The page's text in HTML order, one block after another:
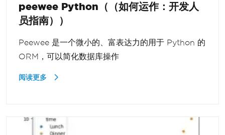
peewee Python（（如何运作：开发人
员指南））
Peewee 是一个微小的、富表达力的用于 Python 的
ORM，可以简化数据库操作
阅读更多